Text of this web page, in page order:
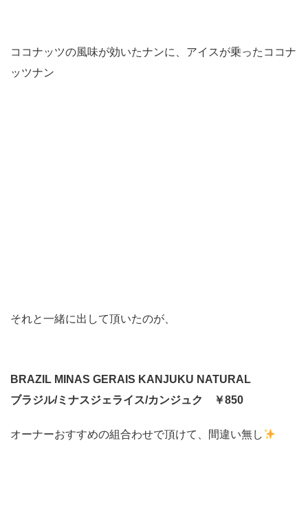
ココナッツの風味が効いたナンに、アイスが乗ったココナ
ッツナン
それと一緒に出して頂いたのが、
BRAZIL MINAS GERAIS KANJUKU NATURAL
ブラジル/ミナスジェライス/カンジュク
￥850
オーナーおすすめの組合わせで頂けて、間違い無し